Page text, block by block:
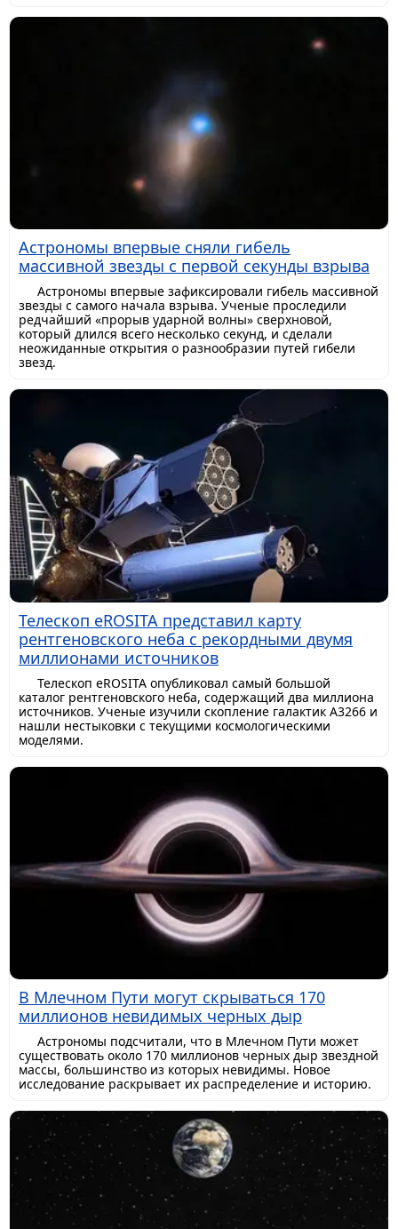
Астрономы впервые сняли гибель
массивной звезды с первой секунды взрыва
Астрономы впервые зафиксировали гибель массивной
звезды с самого начала взрыва. Ученые проследили
редчайший «прорыв ударной волны» сверхновой,
который длился всего несколько секунд, и сделали
неожиданные открытия о разнообразии путей гибели
звезд.
Телескоп eROSITA представил карту
рентгеновского неба с рекордными двумя
миллионами источников
Телескоп eROSITA опубликовал самый большой
каталог рентгеновского неба, содержащий два миллиона
источников. Ученые изучили скопление галактик A3266 и
нашли нестыковки с текущими космологическими
моделями.
В Млечном Пути могут скрываться 170
миллионов невидимых черных дыр
Астрономы подсчитали, что в Млечном Пути может
существовать около 170 миллионов черных дыр звездной
массы, большинство из которых невидимы. Новое
исследование раскрывает их распределение и историю.